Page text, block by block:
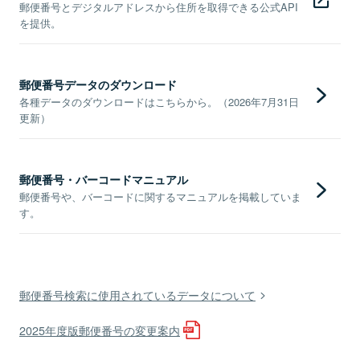
郵便番号とデジタルアドレスから住所を取得できる公式API
を提供。
郵便番号データのダウンロード
各種データのダウンロードはこちらから。（2026年7月31日
更新）
郵便番号・バーコードマニュアル
郵便番号や、バーコードに関するマニュアルを掲載していま
す。
郵便番号検索に使用されているデータについて
2025年度版郵便番号の変更案内